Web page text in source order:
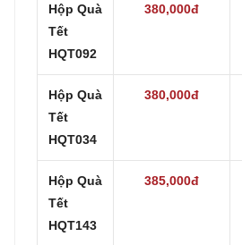
Hộp Quà
Tết
HQT092
380,000đ
Hộp Quà
Tết
HQT034
380,000đ
Hộp Quà
Tết
HQT143
385,000đ